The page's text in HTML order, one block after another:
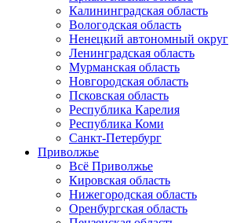
Калининградская область
Вологодская область
Ненецкий автономный округ
Ленинградская область
Мурманская область
Новгородская область
Псковская область
Республика Карелия
Республика Коми
Санкт-Петербург
Приволжье
Всё Приволжье
Кировская область
Нижегородская область
Оренбургская область